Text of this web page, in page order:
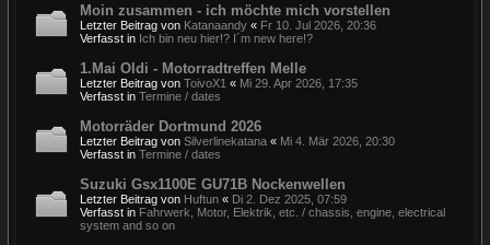
Moin zusammen - ich möchte mich vorstellen
Letzter Beitrag von Katanaandy « Fr 10. Jul 2026, 20:36
Verfasst in Ich bin neu hier!? I´m new here!?
1.Mai Oldi - Motorradtreffen Melle
Letzter Beitrag von ToivoX1 « Mi 29. Apr 2026, 17:35
Verfasst in Termine / dates
Motorräder Dortmund 2026
Letzter Beitrag von Silverlinekatana « Mi 4. Mär 2026, 20:30
Verfasst in Termine / dates
Suzuki Gsx1100E GU71B Nockenwellen
Letzter Beitrag von Huftun « Di 2. Dez 2025, 07:59
Verfasst in Fahrwerk, Motor, Elektrik, etc. / chassis, engine, electrical
system and so on